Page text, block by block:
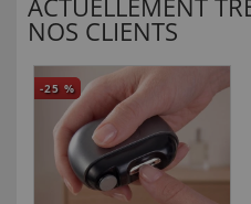
ACTUELLEMENT
NOS CLIENTS
-25 %